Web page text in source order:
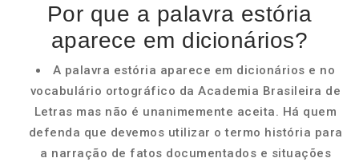
Por que a palavra estória
aparece em dicionários?
A palavra estória aparece em dicionários e no
vocabulário ortográfico da Academia Brasileira de
Letras mas não é unanimemente aceita. Há quem
defenda que devemos utilizar o termo história para
a narração de fatos documentados e situações